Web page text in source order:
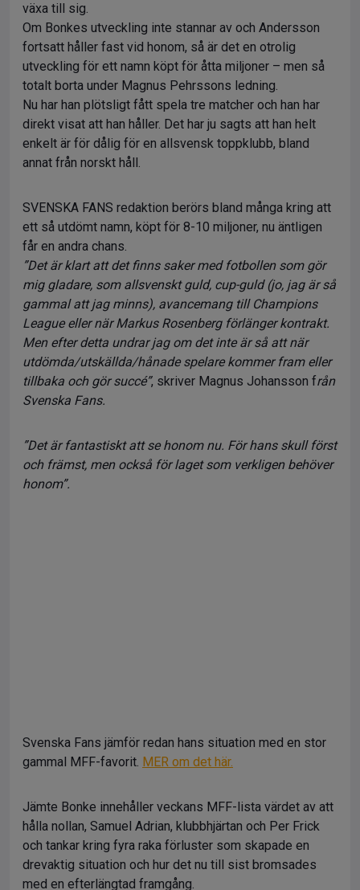
växa till sig.
Om Bonkes utveckling inte stannar av och Andersson
fortsatt håller fast vid honom, så är det en otrolig
utveckling för ett namn köpt för åtta miljoner – men så
totalt borta under Magnus Pehrssons ledning.
Nu har han plötsligt fått spela tre matcher och han har
direkt visat att han håller. Det har ju sagts att han helt
enkelt är för dålig för en allsvensk toppklubb, bland
annat från norskt håll.
SVENSKA FANS redaktion berörs bland många kring att
ett så utdömt namn, köpt för 8-10 miljoner, nu äntligen
får en andra chans.
”Det är klart att det finns saker med fotbollen som gör
mig gladare, som allsvenskt guld, cup-guld (jo, jag är så
gammal att jag minns), avancemang till Champions
League eller när Markus Rosenberg förlänger kontrakt.
Men efter detta undrar jag om det inte är så att när
utdömda/utskällda/hånade spelare kommer fram eller
tillbaka och gör succé”, skriver Magnus Johansson från
Svenska Fans.
”Det är fantastiskt att se honom nu. För hans skull först
och främst, men också för laget som verkligen behöver
honom”.
Svenska Fans jämför redan hans situation med en stor
gammal MFF-favorit. MER om det här.
Jämte Bonke innehåller veckans MFF-lista värdet av att
hålla nollan, Samuel Adrian, klubbhjärtan och Per Frick
och tankar kring fyra raka förluster som skapade en
drevaktig situation och hur det nu till sist bromsades
med en efterlängtad framgång.